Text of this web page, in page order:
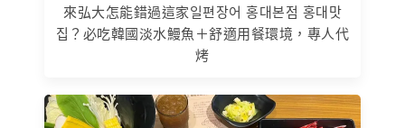
來弘大怎能錯過這家일편장어 홍대본점 홍대맛
집？必吃韓國淡水鰻魚＋舒適用餐環境，專人代
烤